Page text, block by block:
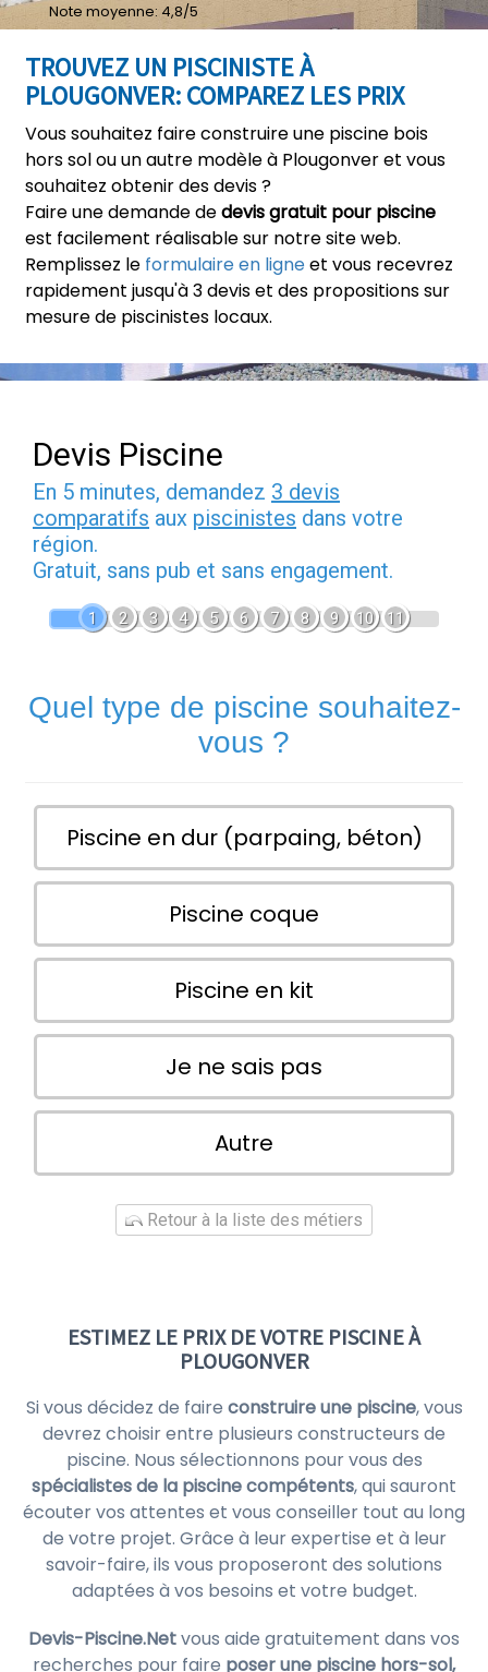
TROUVEZ UN PISCINISTE À
PLOUGONVER: COMPAREZ LES PRIX
Vous souhaitez faire construire une piscine bois
hors sol ou un autre modèle à Plougonver et vous
souhaitez obtenir des devis ?
Faire une demande dedevis gratuit pour piscine
est facilement réalisable sur notre site web.
Remplissez le formulaire en ligneet vous recevrez
rapidement jusqu'à 3 devis et des propositions sur
mesure de piscinistes locaux.
Note moyenne: 4,8/5
Devis Piscine
En 5 minutes, demandez 3 devis
comparatifs aux piscinistes dans votre
région.
Gratuit, sans pub et sans engagement.
1 2 3 4 5 6 7 8 9 10 11
Quel type de piscine souhaitez-
vous ?
Piscine en dur (parpaing, béton)
Piscine coque
Piscine en kit
Je ne sais pas
Autre
Retour à la liste des métiers
ESTIMEZ LE PRIX DE VOTRE PISCINE À
PLOUGONVER
Si vous décidez de faire construire une piscine, vous
devrez choisir entre plusieurs constructeurs de
piscine. Nous sélectionnons pour vous des
spécialistes de la piscine compétents, qui sauront
écouter vos attentes et vous conseiller tout au long
de votre projet. Grâce à leur expertise et à leur
savoir-faire, ils vous proposeront des solutions
adaptées à vos besoins et votre budget.
Devis-Piscine.Netvous aide gratuitement dans vos
recherches pour faire poser une piscine hors-sol,